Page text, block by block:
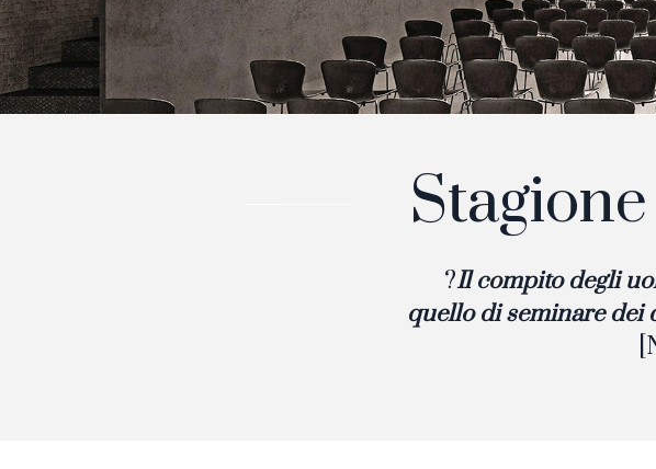
?Il compito degli
quello di seminare dei